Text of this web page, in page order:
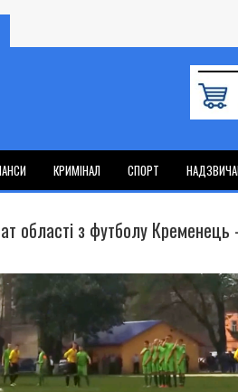
КРИМІНАЛ СПОРТ
області з футболу